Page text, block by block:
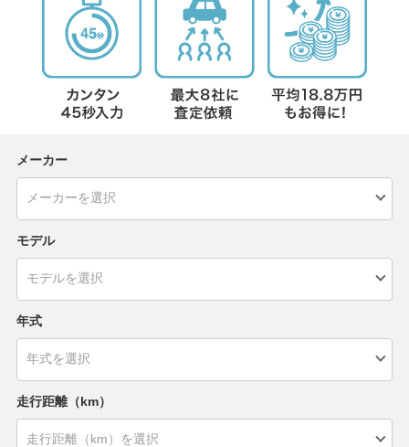
メーカー
モデル
年式
走行距離（km）